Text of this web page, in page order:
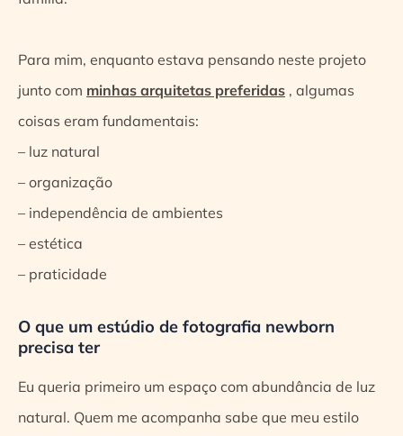
Para mim, enquanto estava pensando neste projeto
junto com minhas arquitetas preferidas , algumas
coisas eram fundamentais:
– luz natural
– organização
– independência de ambientes
– estética
– praticidade
O que um estúdio de fotografia newborn
precisa ter
Eu queria primeiro um espaço com abundância de luz
natural. Quem me acompanha sabe que meu estilo